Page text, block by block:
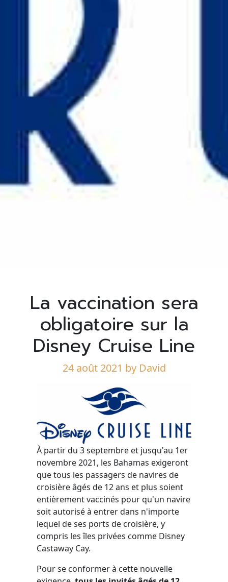
La vaccination sera
obligatoire sur la
Disney Cruise Line
24 août 2021 by David
À partir du 3 septembre et jusqu'au 1er
novembre 2021, les Bahamas exigeront
que tous les passagers de navires de
croisière âgés de 12 ans et plus soient
entièrement vaccinés pour qu'un navire
soit autorisé à entrer dans n'importe
lequel de ses ports de croisière, y
compris les îles privées comme Disney
Castaway Cay.
Pour se conformer à cette nouvelle